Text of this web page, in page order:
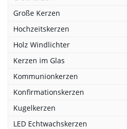
Große Kerzen
Hochzeitskerzen
Holz Windlichter
Kerzen im Glas
Kommunionkerzen
Konfirmationskerzen
Kugelkerzen
LED Echtwachskerzen